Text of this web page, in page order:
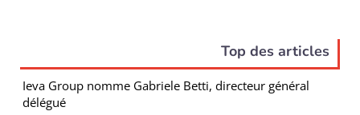
Top des articles
Ieva Group nomme Gabriele Betti, directeur général
délégué